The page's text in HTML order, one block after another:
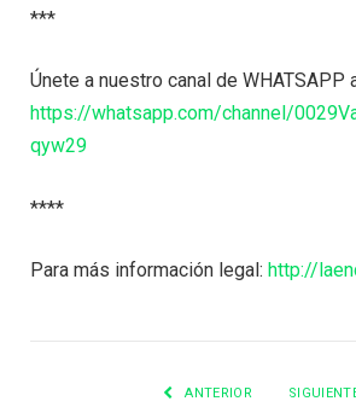
***
Únete a nuestro canal de WHATSAPP
https://whatsapp.com/channel/
qyw29
****
Para más información legal: http://
ANTERIOR